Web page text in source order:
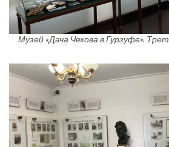
Музей «Дача Чехова в Гурзуфе».